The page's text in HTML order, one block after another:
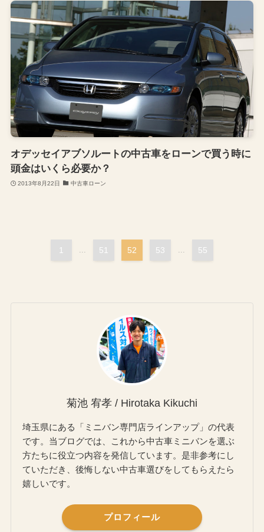
オデッセイアブソルートの中古車をローンで買う時に
頭金はいくら必要か？
2013年8月22日 中古車ローン
1 ... 51 52 53 ... 55
菊池 宥孝 / Hirotaka Kikuchi
埼玉県にある「ミニバン専門店ラインアップ」の代表
です。当ブログでは、これから中古車ミニバンを選ぶ
方たちに役立つ内容を発信しています。是非参考にし
ていただき、後悔しない中古車選びをしてもらえたら
嬉しいです。
プロフィール